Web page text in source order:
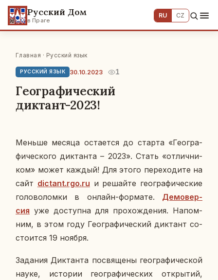
Русский Дом
в Праге
RU CZ
Главная · Русский язык
РУССКИЙ ЯЗЫК 30.10.2023 1
Географический
диктант-2023!
Меньше месяца оста­ет­ся до старта «Гео­гра­
фи­че­ско­го дик­тан­та – 2023». Стать «от­лич­ни­
ком» может каждый! Для этого пе­ре­хо­ди­те на
сайт dictant.rgo.ru и ре­шай­те гео­гра­фи­че­ские
го­ло­во­лом­ки в онлайн-фор­ма­те. Де­мо­вер­
сия уже до­ступ­на для про­хож­де­ния. На­пом­
ним, в этом году Гео­гра­фи­че­ский дик­тант со­
сто­ит­ся 19 ноября.
За­да­ния Дик­тан­та по­свя­ще­ны гео­гра­фи­че­ской
науке, ис­то­рии гео­гра­фи­че­ских от­кры­тий,